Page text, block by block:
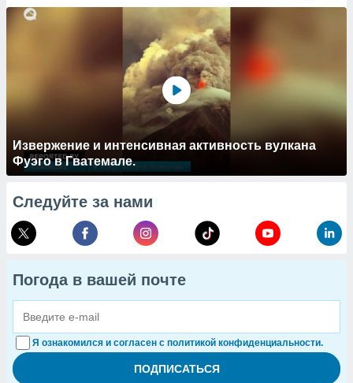
Извержение и интенсивная активность вулкана
Фуэго в Гватемале.
Следуйте за нами
Погода в вашей почте
Я ознакомился и согласен с политикой конфиденциальности.